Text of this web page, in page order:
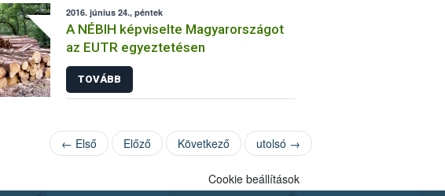
2016. június 24., péntek
A NÉBIH képviselte Magyarországot
az EUTR egyeztetésen
TOVÁBB
← Első Előző Következő utolsó →
Cookie beállítások